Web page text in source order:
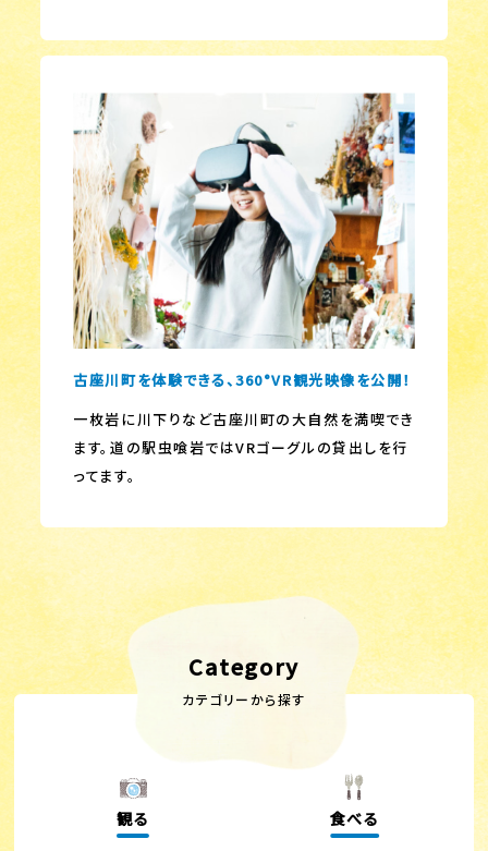
古座川町を体験できる、360°VR観光映像を公開！
一枚岩に川下りなど古座川町の大自然を満喫でき
ます。道の駅虫喰岩ではVRゴーグルの貸出しを行
ってます。
Category
カテゴリーから探す
観る 食べる